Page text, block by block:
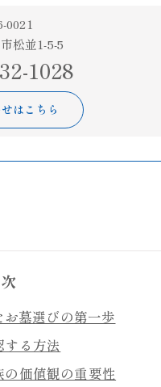
0021
松並1-5-5
1028
はこちら
墓選びの第一歩
る方法
価値観の重要性